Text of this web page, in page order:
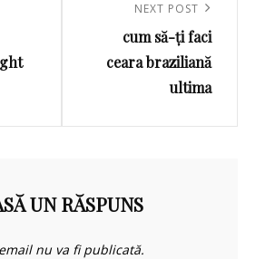
NEXT POST
cum să-ți faci
ceara braziliană
ultima
UN RĂSPUNS
nu va fi publicată.